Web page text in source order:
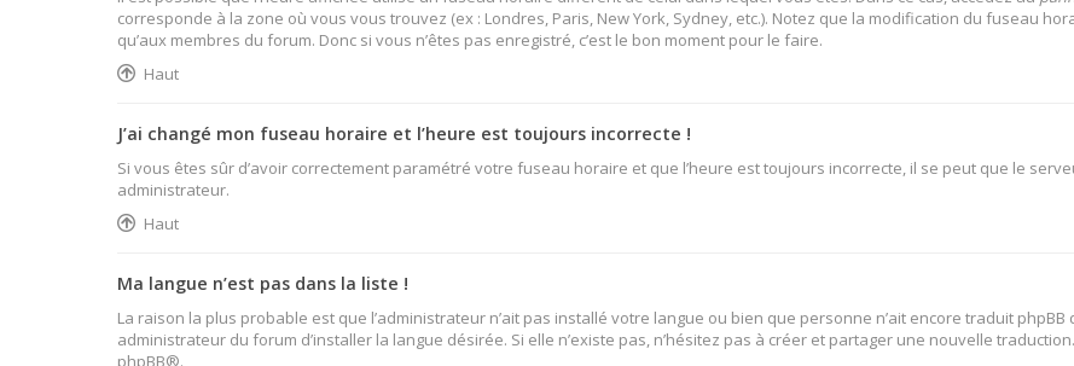
corresponde à la zone où vous vous trouvez (ex : Londres, Paris, New York, Sydney, etc.). Notez que la modification du fuseau
qu’aux membres du forum. Donc si vous n’êtes pas enregistré, c’est le bon moment pour le faire.
Haut
J’ai changé mon fuseau horaire et l’heure est toujours incorrecte !
Si vous êtes sûr d’avoir correctement paramétré votre fuseau horaire et que l’heure est toujours incorrecte, il se peut que le
administrateur.
Haut
Ma langue n’est pas dans la liste !
La raison la plus probable est que l’administrateur n’ait pas installé votre langue ou bien que personne n’ait encore traduit
administrateur du forum d’installer la langue désirée. Si elle n’existe pas, n’hésitez pas à créer et partager une nouvelle
phpBB®.